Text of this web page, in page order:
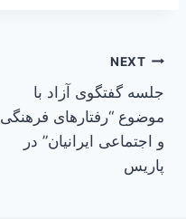
NEXT
جلسه گفتگوی آزاد با
موضوع “رفتارهای فرهنگی
و اجتماعی ایرانیان” در
پاریس